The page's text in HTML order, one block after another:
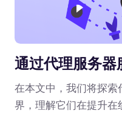
通过代理服务
在本文中，我们将探
界，理解它们在提升